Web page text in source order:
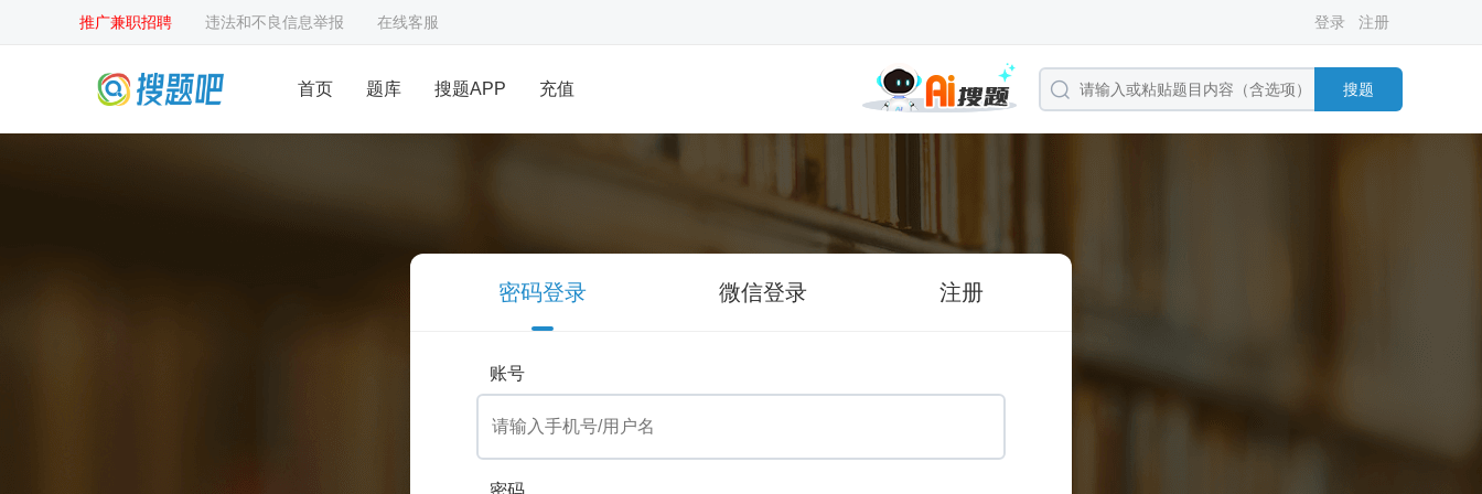
推广兼职招聘 违法和不良信息举报 在线客服 登录 注册
首页 题库 搜题APP 充值 搜题
密码登录 微信登录 注册
账号
密码